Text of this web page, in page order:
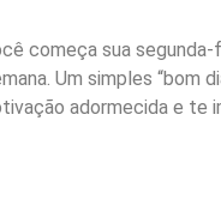
começa sua
Um simples “bom
adormecida e te